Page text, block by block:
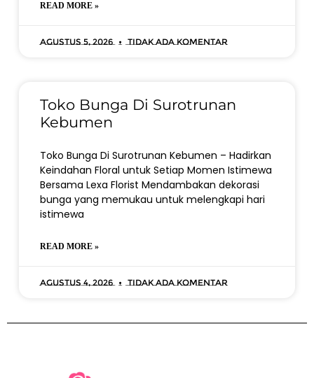
READ MORE »
Agustus 5, 2026 Tidak ada komentar
Toko Bunga Di Surotrunan
Kebumen
Toko Bunga Di Surotrunan Kebumen – Hadirkan
Keindahan Floral untuk Setiap Momen Istimewa
Bersama Lexa Florist Mendambakan dekorasi
bunga yang memukau untuk melengkapi hari
istimewa
READ MORE »
Agustus 4, 2026 Tidak ada komentar